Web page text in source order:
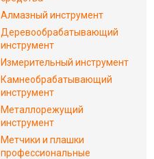
Алмазный инструмент
Деревообрабатывающий
инструмент
Измерительный инструмент
Камнеобрабатывающий
инструмент
Металлорежущий
инструмент
Метчики и плашки
профессиональные